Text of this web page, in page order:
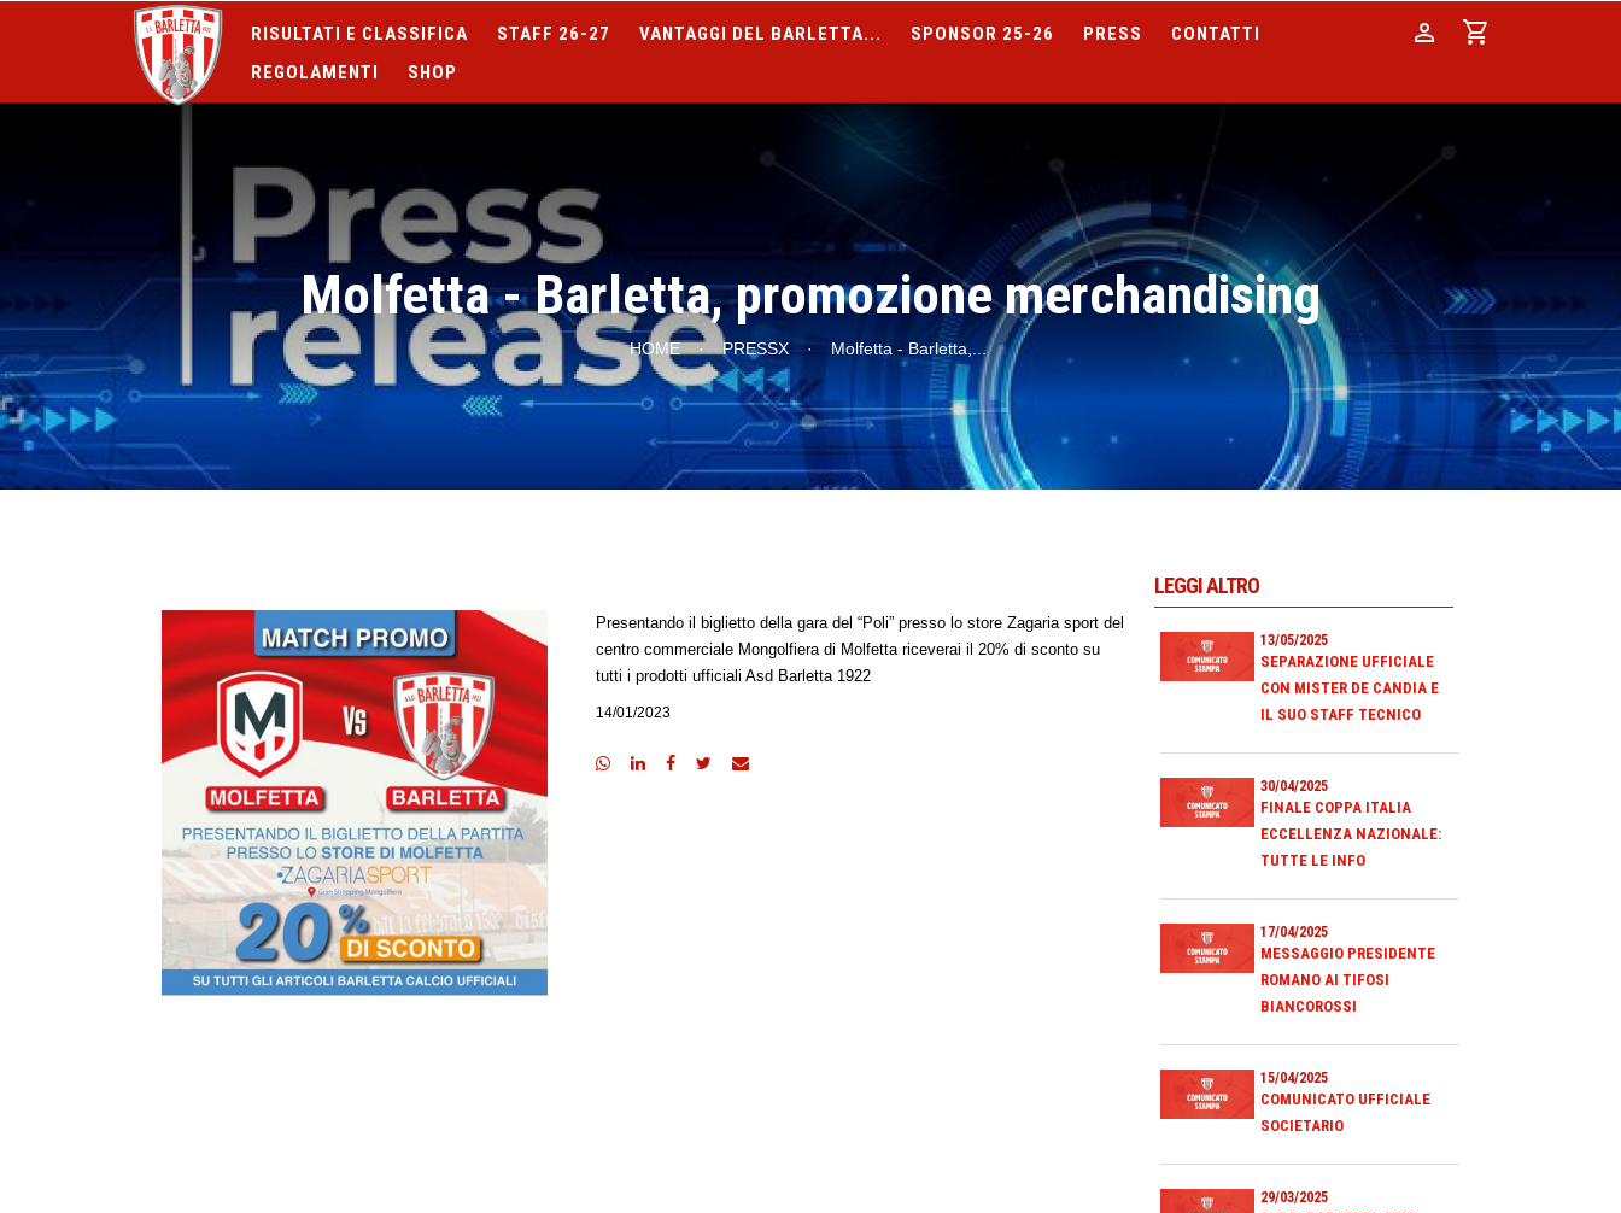
person shopping_cart
RISULTATI E CLASSIFICA STAFF 26-27 VANTAGGI DEL BARLETTA... SPONSOR 25-26 PRESS
CONTATTI
REGOLAMENTI
SHOP
Molfetta - Barletta, promozione merchandising
HOME · PRESSX · Molfetta - Barletta,...
Presentando il biglietto della gara del “Poli” presso lo store Zagaria sport del
centro commerciale Mongolfiera di Molfetta riceverai il 20% di sconto su
tutti i prodotti ufficiali Asd Barletta 1922
14/01/2023
LEGGI ALTRO
13/05/2025
SEPARAZIONE UFFICIALE
CON MISTER DE CANDIA E
IL SUO STAFF TECNICO
30/04/2025
FINALE COPPA ITALIA
ECCELLENZA NAZIONALE:
TUTTE LE INFO
17/04/2025
MESSAGGIO PRESIDENTE
ROMANO AI TIFOSI
BIANCOROSSI
15/04/2025
COMUNICATO UFFICIALE
SOCIETARIO
29/03/2025